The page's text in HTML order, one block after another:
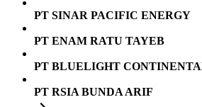
PT SINAR PACIFIC ENERGY
PT ENAM RATU TAYEB
PT BLUELIGHT
PT RSIA BUNDA ARIF